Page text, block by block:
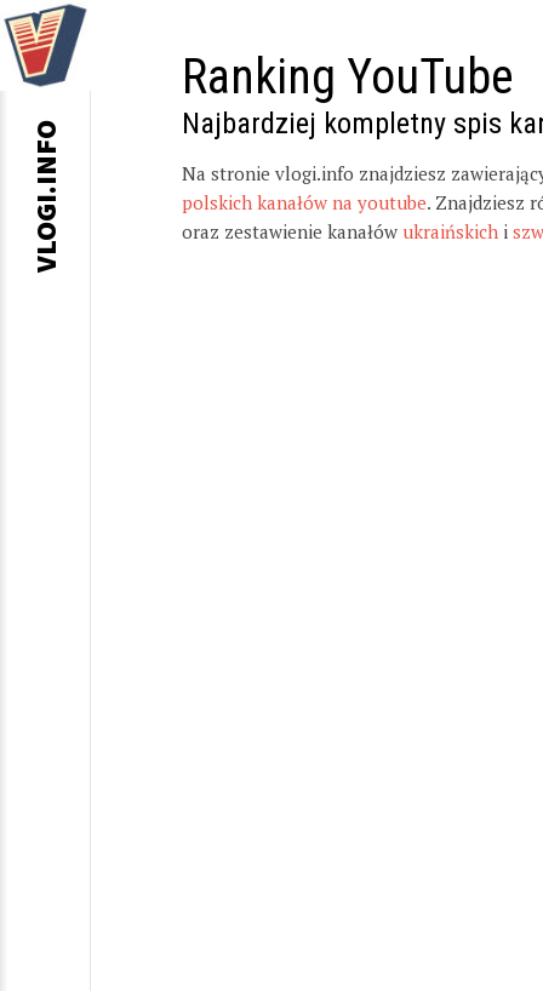
Ranking YouTube
Najbardziej kompletny spis
Na stronie vlogi.info znajdziesz
polskich kanałów na youtube. Znajdziesz
oraz zestawienie kanałów ukraińskich i
VLOGI.INFO